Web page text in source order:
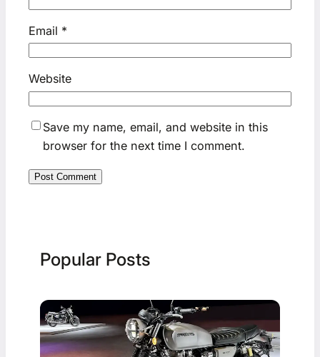
Email *
Website
Save my name, email, and website in this
browser for the next time I comment.
Popular Posts